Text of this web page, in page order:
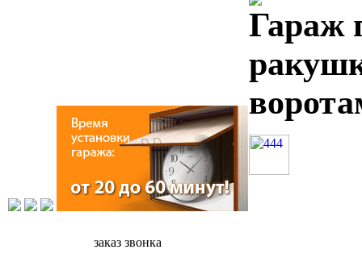
заказ звонка
Гараж